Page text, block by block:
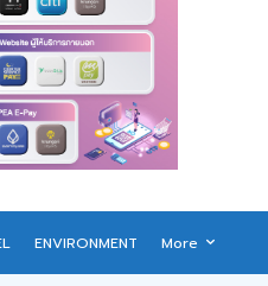
ENVIRONMENT More